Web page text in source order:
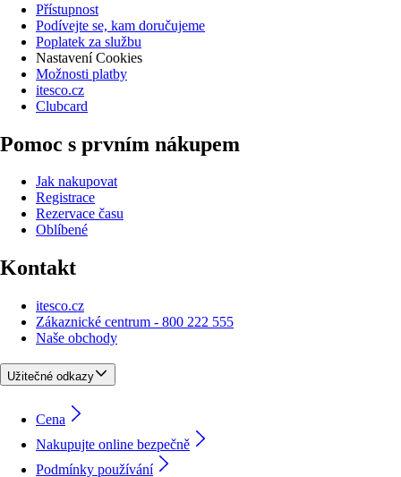
Přístupnost
Podívejte se, kam doručujeme
Poplatek za službu
Nastavení Cookies
Možnosti platby
itesco.cz
Clubcard
Pomoc s prvním nákupem
Jak nakupovat
Registrace
Rezervace času
Oblíbené
Kontakt
itesco.cz
Zákaznické centrum - 800 222 555
Naše obchody
Užitečné odkazy
Cena
Nakupujte online bezpečně
Podmínky používání